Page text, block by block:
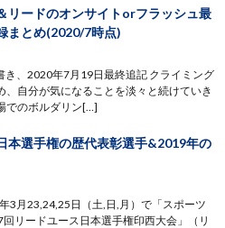
リードのオンサイトorフラッシュ最
まとめ(2020/7時点)
、2020年7月19日最終追記 クライミング
、自分が気になることを淡々と続けていき
でのボルダリン[…]
本選手権の歴代表彰選手&2019年の
3月23,24,25日（土,日,月）で「スポーツ
回リードユース日本選手権印西大会」（リ